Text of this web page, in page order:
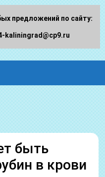
быть
в крови
предложений по сайту:
kaliningrad@cp9.ru